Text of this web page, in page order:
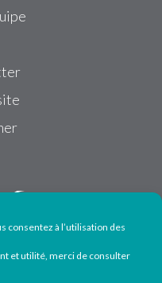
consentez à l’utilisation des
et utilité, merci de consulter